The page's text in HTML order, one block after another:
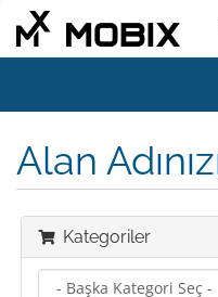
Alan
Kategoriler